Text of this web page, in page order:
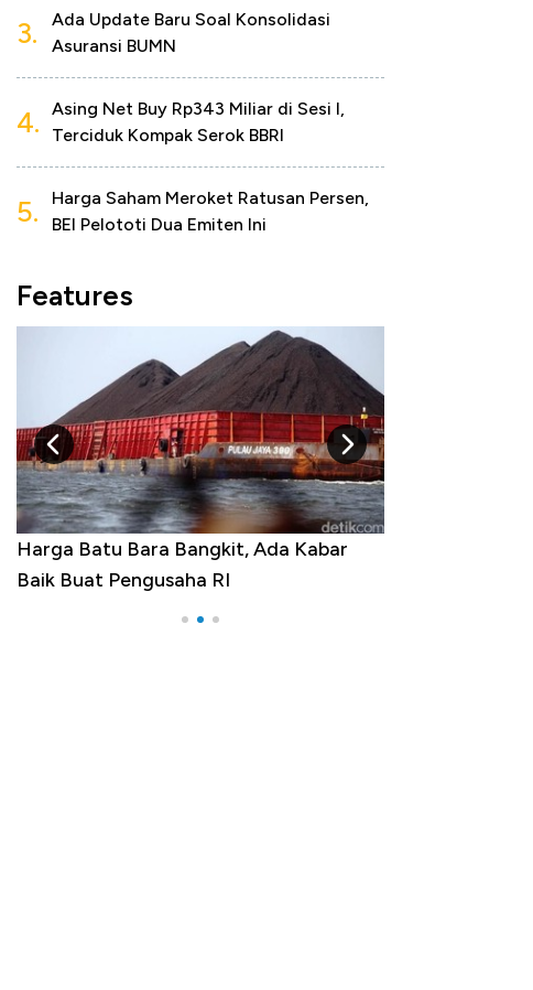
3.
Ada Update Baru Soal Konsolidasi
Asuransi BUMN
4.
Asing Net Buy Rp343 Miliar di Sesi I,
Terciduk Kompak Serok BBRI
5.
Harga Saham Meroket Ratusan Persen,
BEI Pelototi Dua Emiten Ini
Features
Harga Batu Bara Bangkit, Ada Kabar
Baik Buat Pengusaha RI